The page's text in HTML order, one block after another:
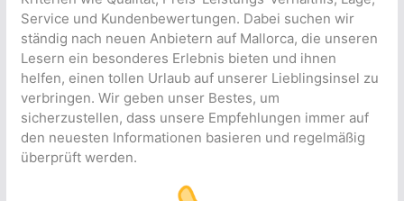
Service und Kundenbewertungen. Dabei suchen wir
ständig nach neuen Anbietern auf Mallorca, die unseren
Lesern ein besonderes Erlebnis bieten und ihnen
helfen, einen tollen Urlaub auf unserer Lieblingsinsel zu
verbringen. Wir geben unser Bestes, um
sicherzustellen, dass unsere Empfehlungen immer auf
den neuesten Informationen basieren und regelmäßig
überprüft werden.